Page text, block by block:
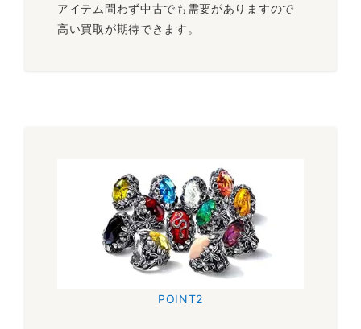
アイテム問わず中古でも需要がありますので
高い買取が期待できます。
POINT2